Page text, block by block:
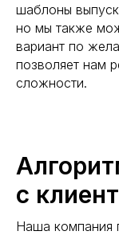
шаблоны
но мы также
вариант по
позволяет нам
сложности.
с
Наша компания